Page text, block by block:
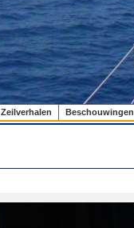
Zeilverhalen Beschouwingen